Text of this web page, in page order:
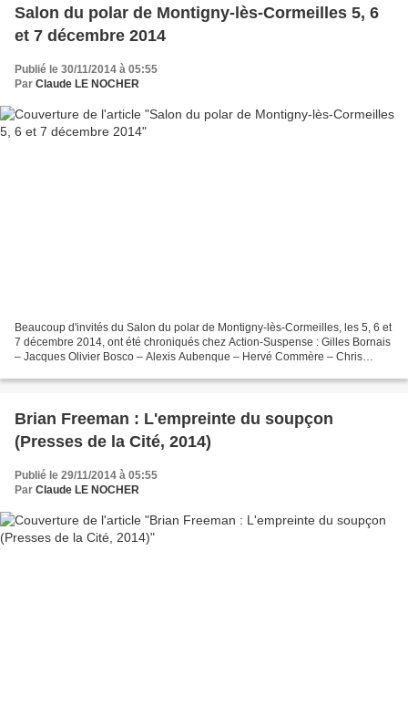
Salon du polar de Montigny-lès-Cormeilles 5, 6
et 7 décembre 2014
Publié le 30/11/2014 à 05:55
Par Claude LE NOCHER
Beaucoup d'invités du Salon du polar de Montigny-lès-Cormeilles, les 5, 6 et
7 décembre 2014, ont été chroniqués chez Action-Suspense : Gilles Bornais
– Jacques Olivier Bosco – Alexis Aubenque – Hervé Commère – Chris
Brian Freeman : L'empreinte du soupçon
(Presses de la Cité, 2014)
Publié le 29/11/2014 à 05:55
Par Claude LE NOCHER